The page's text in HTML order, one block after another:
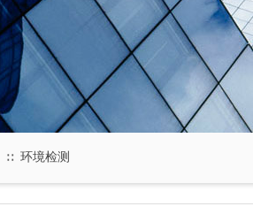
∷ 环境检测